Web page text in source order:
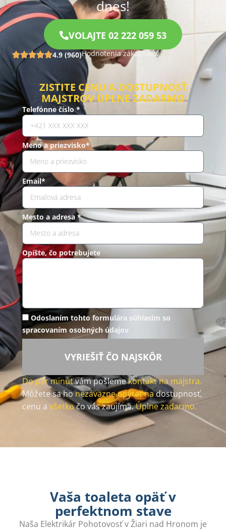
dnes!
VOLAJTE 02 222 059 53
4.9 (960)Hodnotenia zákazníkov
ZISTITE CENU A DOSTUPNOSŤ
MAJSTROV ÚPLNE ZADARMO
Telefónne číslo *
Meno a priezvisko*
Email*
Mesto a adresa *
Opíšte, čo potrebujete
Odoslaním tohto formulára súhlasím so
spracovaním osobných údajov
VYRIEŠIŤ ČO NAJSKÔR
Do pár minútvám pošlemekontakt na majstra.
Môžete sa honezáväzne opýtať nadostupnosť,
cenu a všetkočo vás zaujíma.Úplne zadarmo.
Vaša toaleta opäť v
perfektnom stave
Naša Elektrikár Pohotovosť v Žiari nad Hronom je